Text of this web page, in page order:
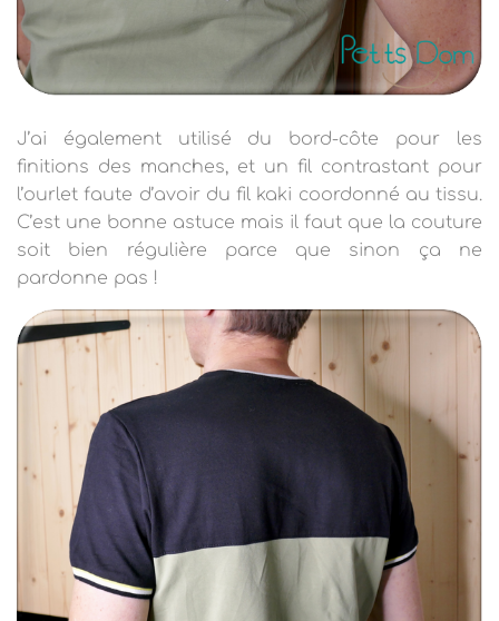
J’ai également utilisé du bord-côte pour les
finitions des manches, et un fil contrastant pour
l’ourlet faute d’avoir du fil kaki coordonné au tissu.
C’est une bonne astuce mais il faut que la couture
soit bien régulière parce que sinon ça ne
pardonne pas !